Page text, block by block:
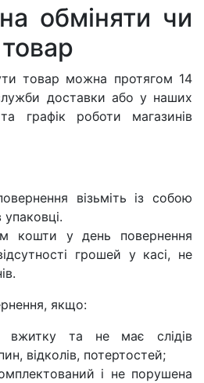
обміняти чи
товар можна протягом 14
доставки або у наших
графік роботи магазинів
візьміть із собою
кошти у день повернення
грошей у касі, не
якщо:
та не має слідів
відколів, потертостей;
і не порушена